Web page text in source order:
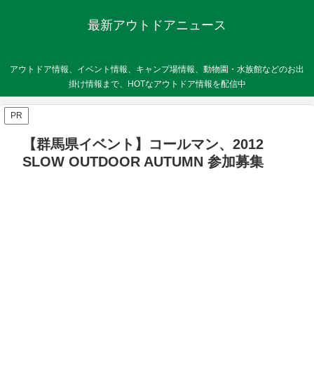
最新アウトドアニュース
アウトドア情報、イベント情報、キャンプ場情報、動物園・水族館などのお出
掛け情報まで、HOTなアウトドア情報を配信中
PR
【群馬県イベント】コールマン、2012
SLOW OUTDOOR AUTUMN 参加募集